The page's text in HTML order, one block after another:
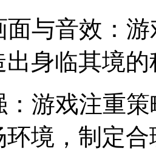
面与音效：
出身临其境
：游戏注重
环境，制定